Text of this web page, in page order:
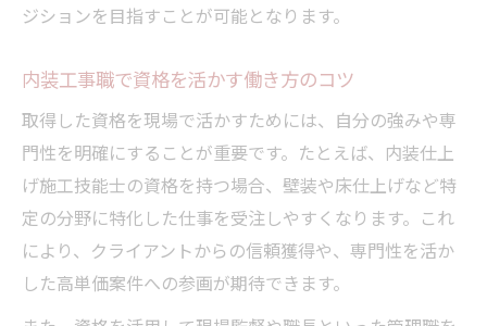
ジションを目指すことが可能となります。
内装工事職で資格を活かす働き方のコツ
取得した資格を現場で活かすためには、自分の強みや専
門性を明確にすることが重要です。たとえば、内装仕上
げ施工技能士の資格を持つ場合、壁装や床仕上げなど特
定の分野に特化した仕事を受注しやすくなります。これ
により、クライアントからの信頼獲得や、専門性を活か
した高単価案件への参画が期待できます。